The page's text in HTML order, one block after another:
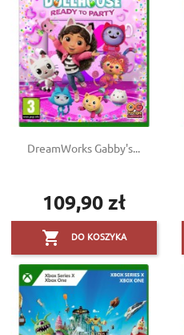
DreamWorks Gabby's...
Cena
109,90 zł
 DO KOSZYKA